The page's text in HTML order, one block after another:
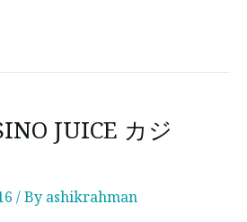
JUICE カジ
/ By ashikrahman